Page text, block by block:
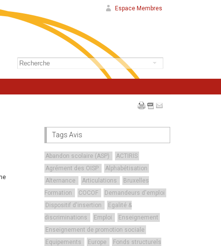
Espace Membres
Tags Avis
Abandon scolaire (ASP)
ACTIRIS
Agrément des OISP
Alphabétisation
Alternance
Articulations
Bruxelles
Formation
COCOF
Demandeurs d'emploi
Dispositif d'insertion
Egalité &
discriminations
Emploi
Enseignement
Enseignement de promotion sociale
Equipements
Europe
Fonds structurels